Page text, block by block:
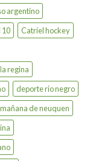
argentino
10
Catriel hockey
regina
deporte rio negro
de neuquen